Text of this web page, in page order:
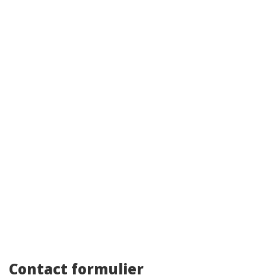
Contact formulier